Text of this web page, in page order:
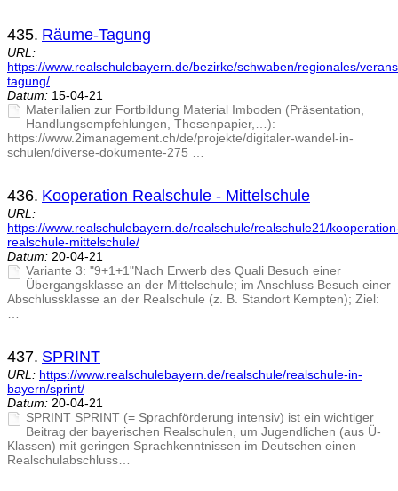
435. Räume-Tagung
URL:
https://www.realschulebayern.de/bezirke/schwaben/regionales/
tagung/
Datum: 15-04-21
Materilalien zur Fortbildung Material Imboden (Präsentation,
Handlungsempfehlungen, Thesenpapier,…):
https://www.2imanagement.ch/de/projekte/digitaler-wandel-in-
schulen/diverse-dokumente-275 …
436. Kooperation Realschule - Mittelschule
URL:
https://www.realschulebayern.de/realschule/realschule21/
realschule-mittelschule/
Datum: 20-04-21
Variante 3: "9+1+1"Nach Erwerb des Quali Besuch einer
Übergangsklasse an der Mittelschule; im Anschluss Besuch einer
Abschlussklasse an der Realschule (z. B. Standort Kempten); Ziel:
…
437. SPRINT
URL: https://www.realschulebayern.de/realschule/realschule-in-
bayern/sprint/
Datum: 20-04-21
SPRINT SPRINT (= Sprachförderung intensiv) ist ein wichtiger
Beitrag der bayerischen Realschulen, um Jugendlichen (aus Ü-
Klassen) mit geringen Sprachkenntnissen im Deutschen einen
Realschulabschluss…